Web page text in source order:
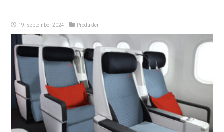
19. september 2024 Produkter